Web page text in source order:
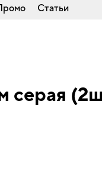
Статьи
серая